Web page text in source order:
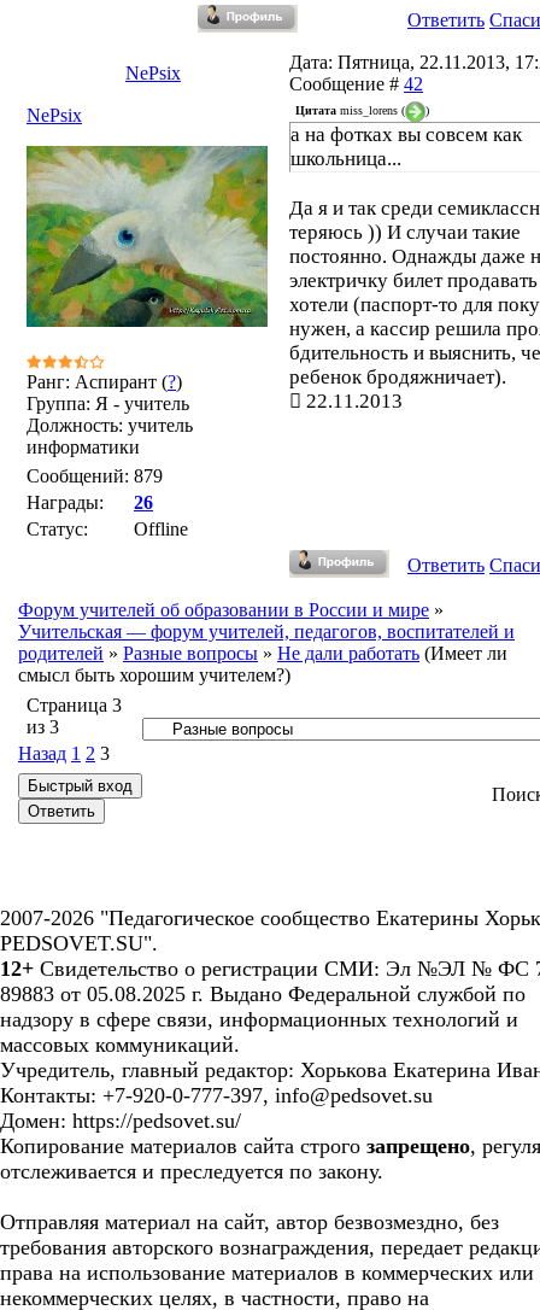
Ответить
NePsix
Дата: Пятница, 22.11.2013,
Сообщение # 42
NePsix
Ранг: Аспирант (?)
Группа: Я - учитель
Должность: учитель
информатики
Сообщений: 879
Награды:
26
Статус:
Offline
Цитата miss_lorens ( )
а на фотках вы совсем как
школьница...
Да я и так среди
теряюсь )) И случаи такие
постоянно. Однажды даже
электричку билет
хотели (паспорт-то для
нужен, а кассир решила
бдительность и выяснить,
ребенок бродяжничает).
22.11.2013
Ответить
Форум учителей об образовании в России и мире »
Учительская — форум учителей, педагогов, воспитателей и
родителей » Разные вопросы » Не дали работать (Имеет ли
смысл быть хорошим учителем?)
Страница 3
из 3
Назад 1 2 3
2007-2026 "Педагогическое сообщество Екатерины
PEDSOVET.SU".
12+ Свидетельство о регистрации СМИ: Эл №ЭЛ № ФС
89883 от 05.08.2025 г. Выдано Федеральной службой по
надзору в сфере связи, информационных технологий и
массовых коммуникаций.
Учредитель, главный редактор: Хорькова Екатерина
Контакты: +7-920-0-777-397, info@pedsovet.su
Домен: https://pedsovet.su/
Копирование материалов сайта строго запрещено,
отслеживается и преследуется по закону.
Отправляя материал на сайт, автор безвозмездно, без
требования авторского вознаграждения, передает
права на использование материалов в коммерческих или
некоммерческих целях, в частности, право на